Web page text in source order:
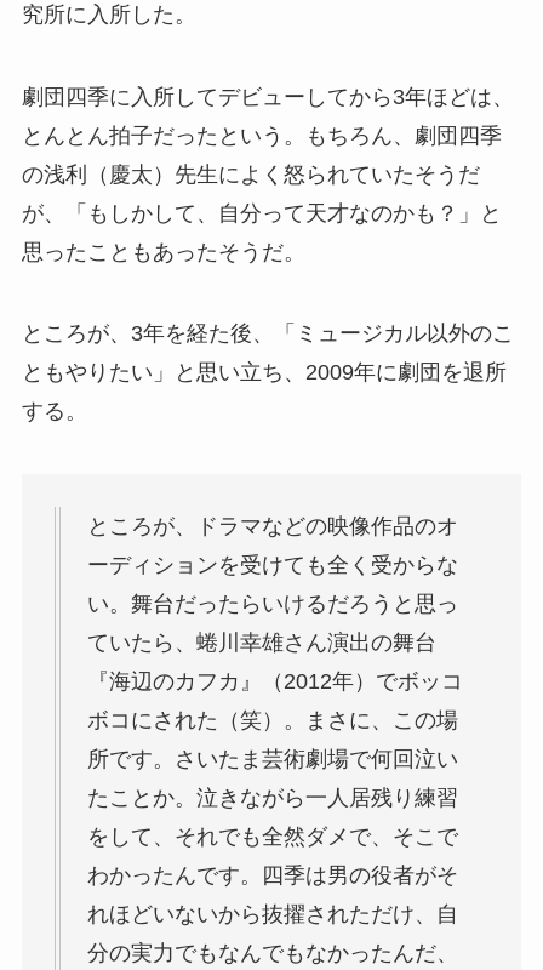
究所に入所した。
劇団四季に入所してデビューしてから3年ほどは、
とんとん拍子だったという。もちろん、劇団四季
の浅利（慶太）先生によく怒られていたそうだ
が、「もしかして、自分って天才なのかも？」と
思ったこともあったそうだ。
ところが、3年を経た後、「ミュージカル以外のこ
ともやりたい」と思い立ち、2009年に劇団を退所
する。
ところが、ドラマなどの映像作品のオ
ーディションを受けても全く受からな
い。舞台だったらいけるだろうと思っ
ていたら、蜷川幸雄さん演出の舞台
『海辺のカフカ』（2012年）でボッコ
ボコにされた（笑）。まさに、この場
所です。さいたま芸術劇場で何回泣い
たことか。泣きながら一人居残り練習
をして、それでも全然ダメで、そこで
わかったんです。四季は男の役者がそ
れほどいないから抜擢されただけ、自
分の実力でもなんでもなかったんだ、